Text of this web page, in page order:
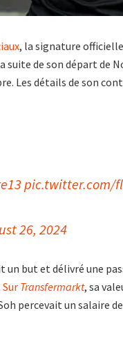
, la signature
suite de son départ de
Les détails de son
pic.twitter.com/
26, 2024
un but et délivré une
Sur Transfermarkt, sa
percevait un salaire